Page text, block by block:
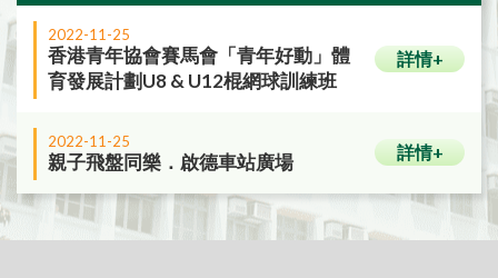
2022-11-25
香港青年協會賽馬會「青年好動」體
育發展計劃U8 & U12棍網球訓練班
詳情+
2022-11-25
親子飛盤同樂．啟德車站廣場 詳情+